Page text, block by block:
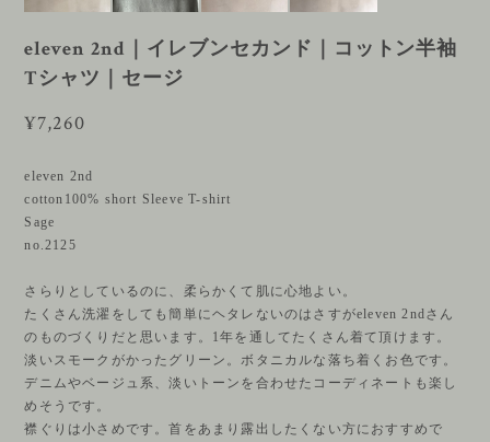
eleven 2nd｜イレブンセカンド｜コットン半袖
Tシャツ｜セージ
¥7,260
eleven 2nd
cotton100% short Sleeve T-shirt
Sage
no.2125
さらりとしているのに、柔らかくて肌に心地よい。
たくさん洗濯をしても簡単にヘタレないのはさすがeleven 2ndさん
のものづくりだと思います。1年を通してたくさん着て頂けます。
淡いスモークがかったグリーン。ボタニカルな落ち着くお色です。
デニムやベージュ系、淡いトーンを合わせたコーディネートも楽し
めそうです。
襟ぐりは小さめです。首をあまり露出したくない方におすすめで